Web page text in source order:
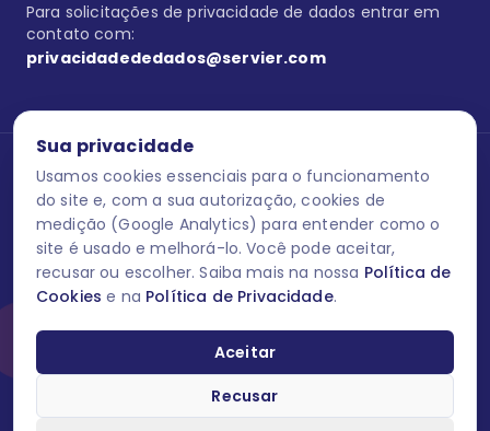
Sua privacidade
Usamos cookies essenciais para o funcionamento
do site e, com a sua autorização, cookies de
medição (Google Analytics) para entender como o
site é usado e melhorá-lo. Você pode aceitar,
recusar ou escolher. Saiba mais na nossa Política de
Cookies e na Política de Privacidade.
Aceitar
Recusar
Para solicitações de privacidade de dados entrar em
contato com:
privacidadededados@servier.com
Se estiver no programa semprecuidando, comunique aquiuma
reação adversa com os produtos Servier. Este site contém
informações para o público leigo e para os profissionais de saúde
do Brasil habilitados a prescrever medicamentos. M-AS ONE-BR-
202606-00013 / Agosto 2026.
O laboratório Servier do Brasil respeita os seus dados! Caso deseje
dados pessoais você pode fazê-lo a qualquer momento entrando
em contato através do site www.semprecuidando.com.br na opção
fale conosco.